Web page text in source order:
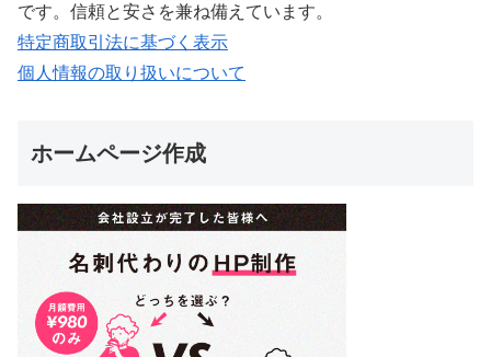
です。信頼と安さを兼ね備えています。
特定商取引法に基づく表示
個人情報の取り扱いについて
ホームページ作成